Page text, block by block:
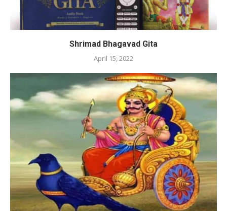
Shrimad Bhagavad Gita
April 15, 2022